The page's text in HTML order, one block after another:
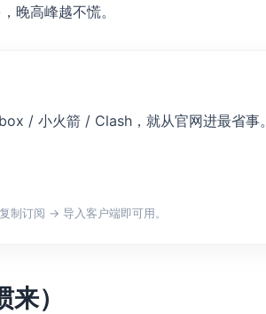
晚高峰越不慌。
/ 小火箭 / Clash，就从官网进最省事。
订阅 → 导入客户端即可用。
）